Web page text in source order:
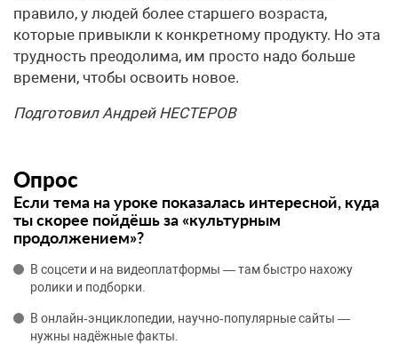
правило, у людей более старшего возраста,
которые привыкли к конкретному продукту. Но эта
трудность преодолима, им просто надо больше
времени, чтобы освоить новое.
Подготовил Андрей НЕСТЕРОВ
Опрос
Если тема на уроке показалась интересной, куда
ты скорее пойдёшь за «культурным
продолжением»?
В соцсети и на видеоплатформы — там быстро нахожу
ролики и подборки.
В онлайн‑энциклопедии, научно‑популярные сайты —
нужны надёжные факты.